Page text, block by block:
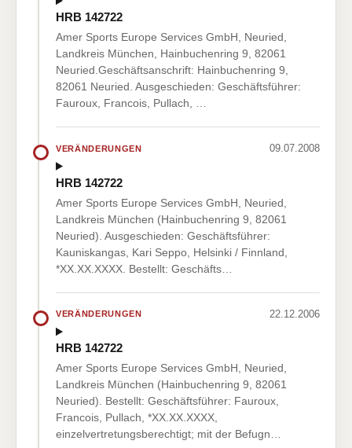
HRB 142722
Amer Sports Europe Services GmbH, Neuried,
Landkreis München, Hainbuchenring 9, 82061
Neuried.Geschäftsanschrift: Hainbuchenring 9,
82061 Neuried. Ausgeschieden: Geschäftsführer:
Fauroux, Francois, Pullach, …
VERÄNDERUNGEN 09.07.2008
HRB 142722
Amer Sports Europe Services GmbH, Neuried,
Landkreis München (Hainbuchenring 9, 82061
Neuried). Ausgeschieden: Geschäftsführer:
Kauniskangas, Kari Seppo, Helsinki / Finnland,
*XX.XX.XXXX. Bestellt: Geschäfts…
VERÄNDERUNGEN 22.12.2006
HRB 142722
Amer Sports Europe Services GmbH, Neuried,
Landkreis München (Hainbuchenring 9, 82061
Neuried). Bestellt: Geschäftsführer: Fauroux,
Francois, Pullach, *XX.XX.XXXX,
einzelvertretungsberechtigt; mit der Befugn…